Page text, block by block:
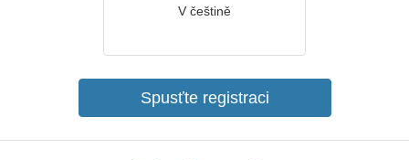
V češtině
Spusťte registraci